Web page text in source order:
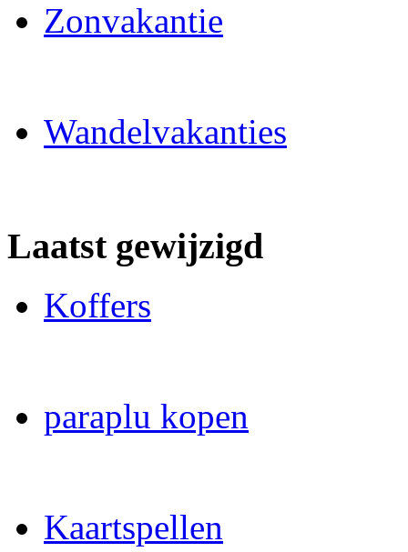
Zonvakantie
Wandelvakanties
Laatst gewijzigd
Koffers
paraplu kopen
Kaartspellen